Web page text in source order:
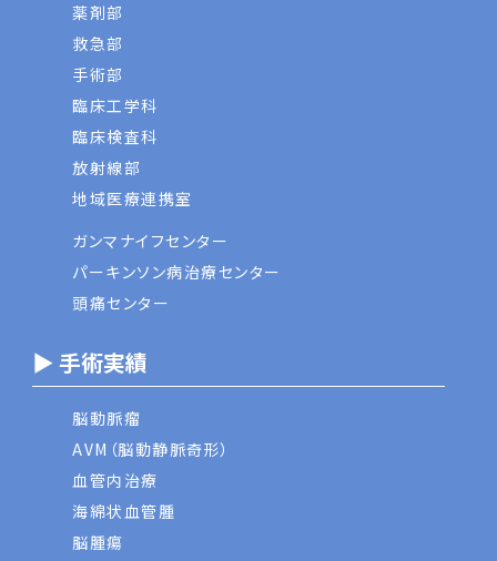
薬剤部
救急部
手術部
臨床工学科
臨床検査科
放射線部
地域医療連携室
ガンマナイフセンター
パーキンソン病治療センター
頭痛センター
▶ 手術実績
脳動脈瘤
AVM（脳動静脈奇形）
血管内治療
海綿状血管腫
脳腫瘍